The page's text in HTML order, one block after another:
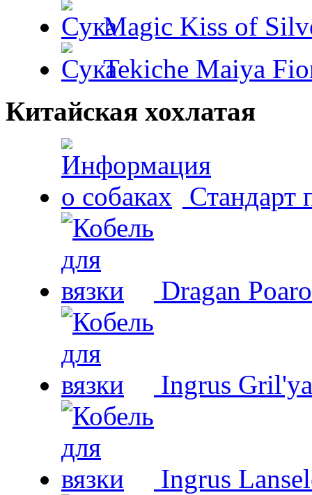
Magic Kiss of
Tekiche Maiya
Китайская хохлатая
Dragan
Ingrus
Ingrus